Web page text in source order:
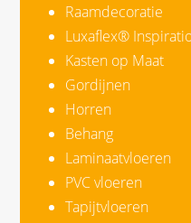
Raamdecoratie
Luxaflex®
Kasten op Maat
Gordijnen
Horren
Behang
Laminaatvloeren
PVC vloeren
Tapijtvloeren